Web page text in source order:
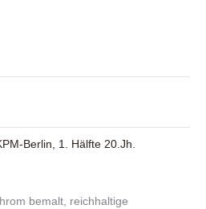
Berlin, 1. Hälfte 20.Jh.
bemalt, reichhaltige